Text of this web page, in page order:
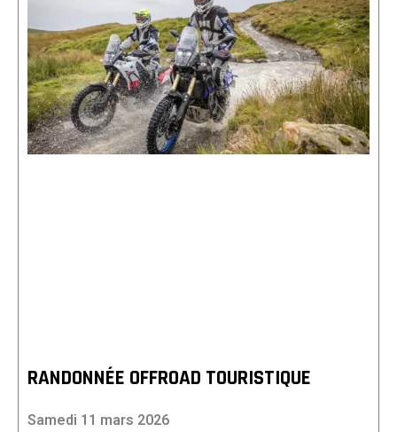
RANDONNÉE OFFROAD TOURISTIQUE
Samedi 11 mars 2026